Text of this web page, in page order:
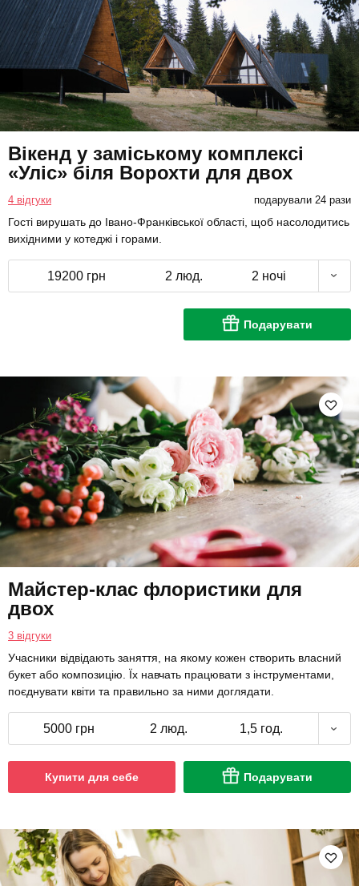
Вікенд у заміському комплексі
«Уліс» біля Ворохти для двох
4 відгуки подарували 24 рази
Гості вирушать до Івано-Франківської області, щоб насолодитись
вихідними у котеджі і горами.
19200 грн 2 люд. 2 ночі
Подарувати
Майстер-клас флористики для
двох
3 відгуки
Учасники відвідають заняття, на якому кожен створить власний
букет або композицію. Їх навчать працювати з інструментами,
поєднувати квіти та правильно за ними доглядати.
5000 грн 2 люд. 1,5 год.
Купити для себе Подарувати